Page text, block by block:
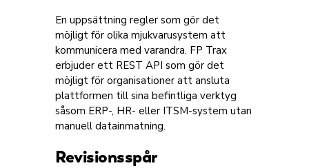
En uppsättning regler som gör det
möjligt för olika mjukvarusystem att
kommunicera med varandra. FP Trax
erbjuder ett REST API som gör det
möjligt för organisationer att ansluta
plattformen till sina befintliga verktyg
såsom ERP-, HR- eller ITSM-system utan
manuell datainmatning.
Revisionsspår